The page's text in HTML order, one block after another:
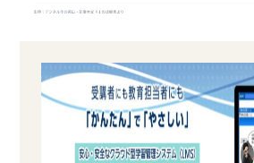
オールインワンモード
製品名
タレントパレット（eラー